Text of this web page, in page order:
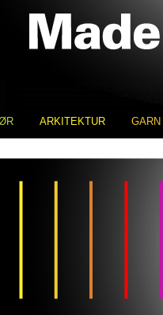
ARKITEKTUR GARN